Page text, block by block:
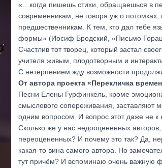
«…когда пишешь стихи, обращаешься в
современникам, не говоря уж о потомках,
предшественникам. К тем, кто дал тебе
формы» (Иосиф Бродский, «Письмо
Счастлив тот творец, который застал
учителя живым, плодотворным и
С нетерпением жду возможности
От автора проекта «Перекличка
Песни Елены Гурфинкель, кроме
смыслового сопереживания, заставляют
одним вопросом. И вопрос этот даже не к
Сколько же у нас недооцененных авторов,
переоцененных? И почему это так? Да,
какая-то вина самого автора. Но
тут причём? И вспоминаю очень важную